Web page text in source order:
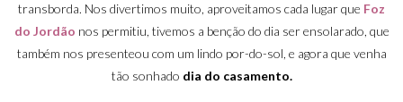
transborda. Nos divertimos muito, aproveitamos cada lugar que Foz
do Jordão nos permitiu, tivemos a benção do dia ser ensolarado, que
também nos presenteou com um lindo por-do-sol, e agora que venha
tão sonhado dia do casamento.